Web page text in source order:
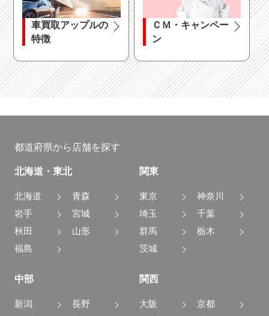
車買取アップルの
特徴
ＣＭ・キャンペー
ン
都道府県から店舗を探す
北海道・東北
北海道
青森
岩手
宮城
秋田
山形
福島
関東
東京
神奈川
埼玉
千葉
群馬
栃木
茨城
中部
新潟
長野
関西
大阪
京都